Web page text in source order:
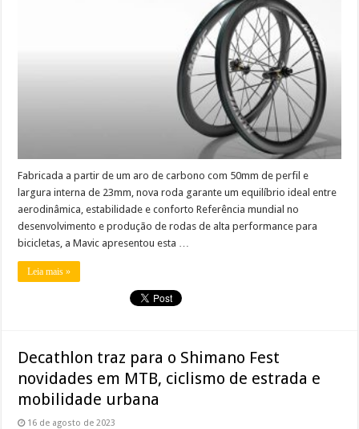
Fabricada a partir de um aro de carbono com 50mm de perfil e
largura interna de 23mm, nova roda garante um equilíbrio ideal entre
aerodinâmica, estabilidade e conforto Referência mundial no
desenvolvimento e produção de rodas de alta performance para
bicicletas, a Mavic apresentou esta …
Leia mais »
Decathlon traz para o Shimano Fest
novidades em MTB, ciclismo de estrada e
mobilidade urbana
16 de agosto de 2023